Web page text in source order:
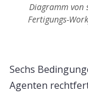
Diagramm von
Fertigungs-
Sechs
Agenten